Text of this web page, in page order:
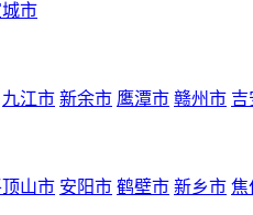
市
九江市 新余市 鹰潭市 赣州市 吉
山市 安阳市 鹤壁市 新乡市 焦